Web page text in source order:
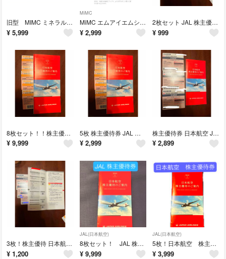
旧型 MIMC ミネラルリキッドファンデーション
¥ 5,999
MiMC
MiMC エムアイエムシー ミネラルリキッドリーファンデーション 101 アイボ
¥ 2,999
2枚セット JAL 株主優待券
¥ 999
8枚セット！！株主優待券 日本航空
¥ 9,999
5枚 株主優待券 JAL 日本航空
¥ 2,999
株主優待券 日本航空 JAL 3枚セット！
¥ 2,899
3枚！株主優待 日本航空 2025年11月30日
¥ 1,200
JAL(日本航空)
8枚セット！ JAL 株主優待券 日本航空
¥ 9,999
JAL(日本航空)
5枚！日本航空 株主優待券 JAL 2025年11月31日
¥ 3,999